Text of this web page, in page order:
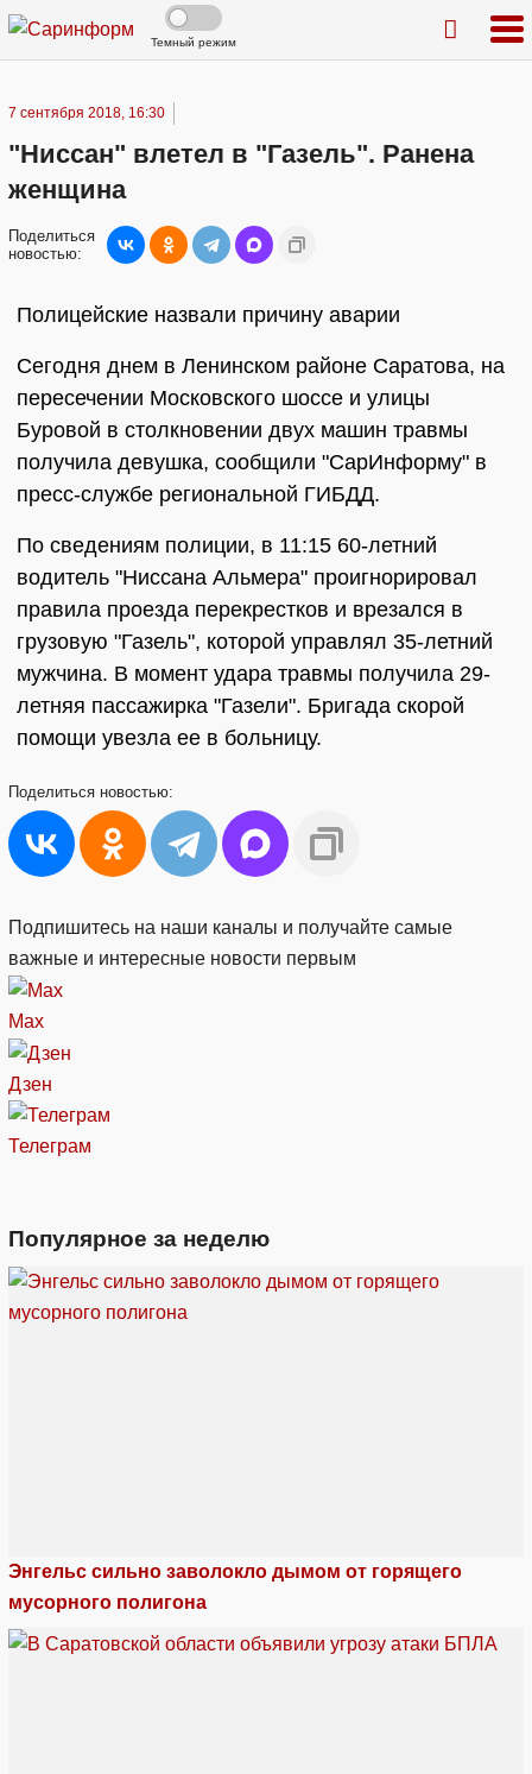
Темный режим
7 сентября 2018, 16:30
"Ниссан" влетел в "Газель". Ранена
женщина
Поделиться
новостью:
Полицейские назвали причину аварии
Сегодня днем в Ленинском районе Саратова, на
пересечении Московского шоссе и улицы
Буровой в столкновении двух машин травмы
получила девушка, сообщили "СарИнформу" в
пресс-службе региональной ГИБДД.
По сведениям полиции, в 11:15 60-летний
водитель "Ниссана Альмера" проигнорировал
правила проезда перекрестков и врезался в
грузовую "Газель", которой управлял 35-летний
мужчина. В момент удара травмы получила 29-
летняя пассажирка "Газели". Бригада скорой
помощи увезла ее в больницу.
Поделиться новостью:
Подпишитесь на наши каналы и получайте самые
важные и интересные новости первым
Max
Дзен
Телеграм
Популярное за неделю
Энгельс сильно заволокло дымом от горящего
мусорного полигона